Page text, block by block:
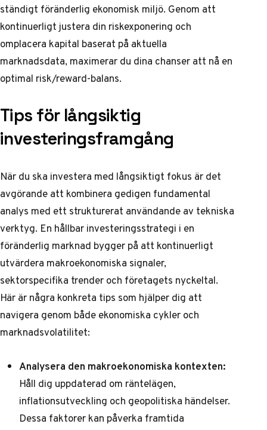
ständigt föränderlig ekonomisk miljö. Genom att
kontinuerligt justera din riskexponering och
omplacera kapital baserat på aktuella
marknadsdata, maximerar du dina chanser att nå en
optimal risk/reward-balans.
Tips för långsiktig
investeringsframgång
När du ska investera med långsiktigt fokus är det
avgörande att kombinera gedigen fundamental
analys med ett strukturerat användande av tekniska
verktyg. En hållbar investeringsstrategi i en
föränderlig marknad bygger på att kontinuerligt
utvärdera makroekonomiska signaler,
sektorspecifika trender och företagets nyckeltal.
Här är några konkreta tips som hjälper dig att
navigera genom både ekonomiska cykler och
marknadsvolatilitet:
Analysera den makroekonomiska kontexten:
Håll dig uppdaterad om räntelägen,
inflationsutveckling och geopolitiska händelser.
Dessa faktorer kan påverka framtida